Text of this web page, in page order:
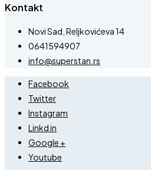
Kontakt
Novi Sad, Reljkovićeva 14
0641594907
info@superstan.rs
Facebook
Twitter
Instagram
Linkd in
Google +
Youtube